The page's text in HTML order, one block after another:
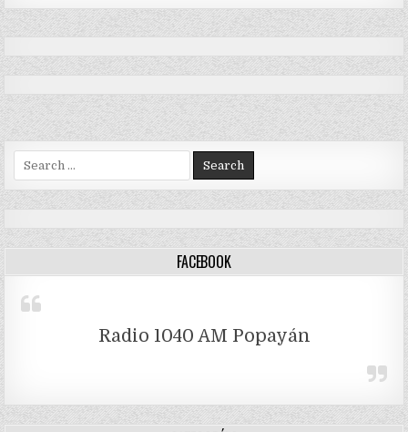
Search
for:
FACEBOOK
Radio 1040 AM Popayán